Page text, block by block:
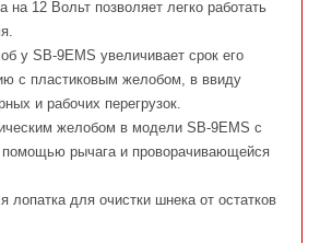
на 12 Вольт позволяет легко работать
у SB-9EMS увеличивает срок его
с пластиковым желобом, в ввиду
и рабочих перегрузок.
желобом в модели SB-9EMS c
помощью рычага и проворачивающейся
лопатка для очистки шнека от остатков